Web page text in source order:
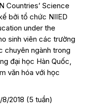
Countries’ Science
bởi tổ chức NIIED
under the
sinh viên các trường
chuyên ngành trong
đại học Hàn Quốc,
văn hóa với học
8/2018 (5 tuần)